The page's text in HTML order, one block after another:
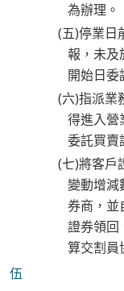
為辦理。
(五)停業日
報，未及
開始日委
(六)指派業
得進入營
委託買賣
(七)將客戶
變動增減
券商，並
證券領回
算交割員
伍